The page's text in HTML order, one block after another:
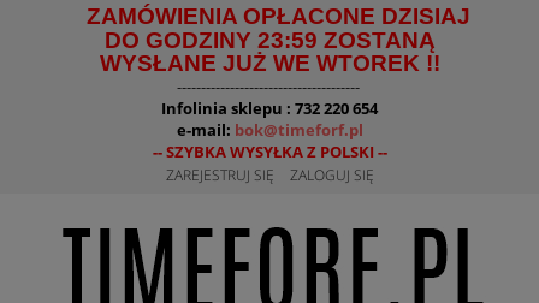
ZAMÓWIENIA OPŁACONE DZISIAJ
DO GODZINY 23:59 ZOSTANĄ
WYSŁANE JUŻ WE WTOREK !!
--------------------------------------
Infolinia sklepu : 732 220 654
e-mail: bok@timeforf.pl
-- SZYBKA WYSYŁKA Z POLSKI --
ZAREJESTRUJ SIĘ ZALOGUJ SIĘ